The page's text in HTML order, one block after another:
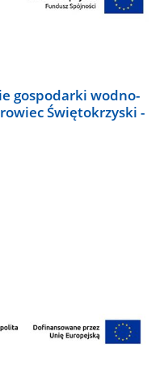
gospodarki wodno-
Świętokrzyski -